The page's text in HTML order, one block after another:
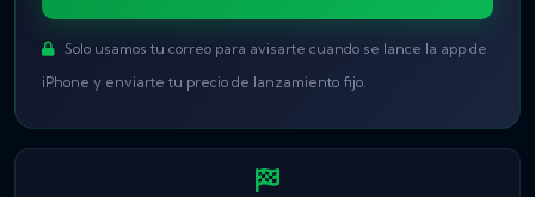
Solo usamos tu correo para avisarte cuando se lance la app de
iPhone y enviarte tu precio de lanzamiento fijo.